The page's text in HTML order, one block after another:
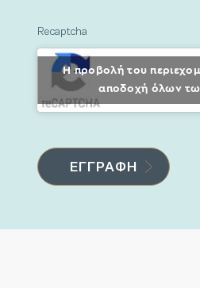
Recaptcha
Η προβολή του
αποδοχή όλων